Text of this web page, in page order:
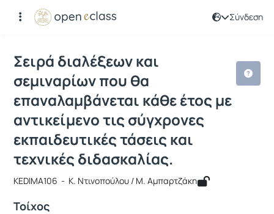
Σύνδεση
Μάθημα : Σειρά διαλέξεων και
Κωδικός : KEDIMA106
Σειρά διαλέξεων και
σεμιναρίων που θα
επαναλαμβάνεται κάθε έτος με
αντικείμενο τις σύγχρονες
εκπαιδευτικές τάσεις και
τεχνικές διδασκαλίας.
KEDIMA106 - Κ. Ντινοπούλου / Μ. Αμπαρτζάκη
Τοίχος